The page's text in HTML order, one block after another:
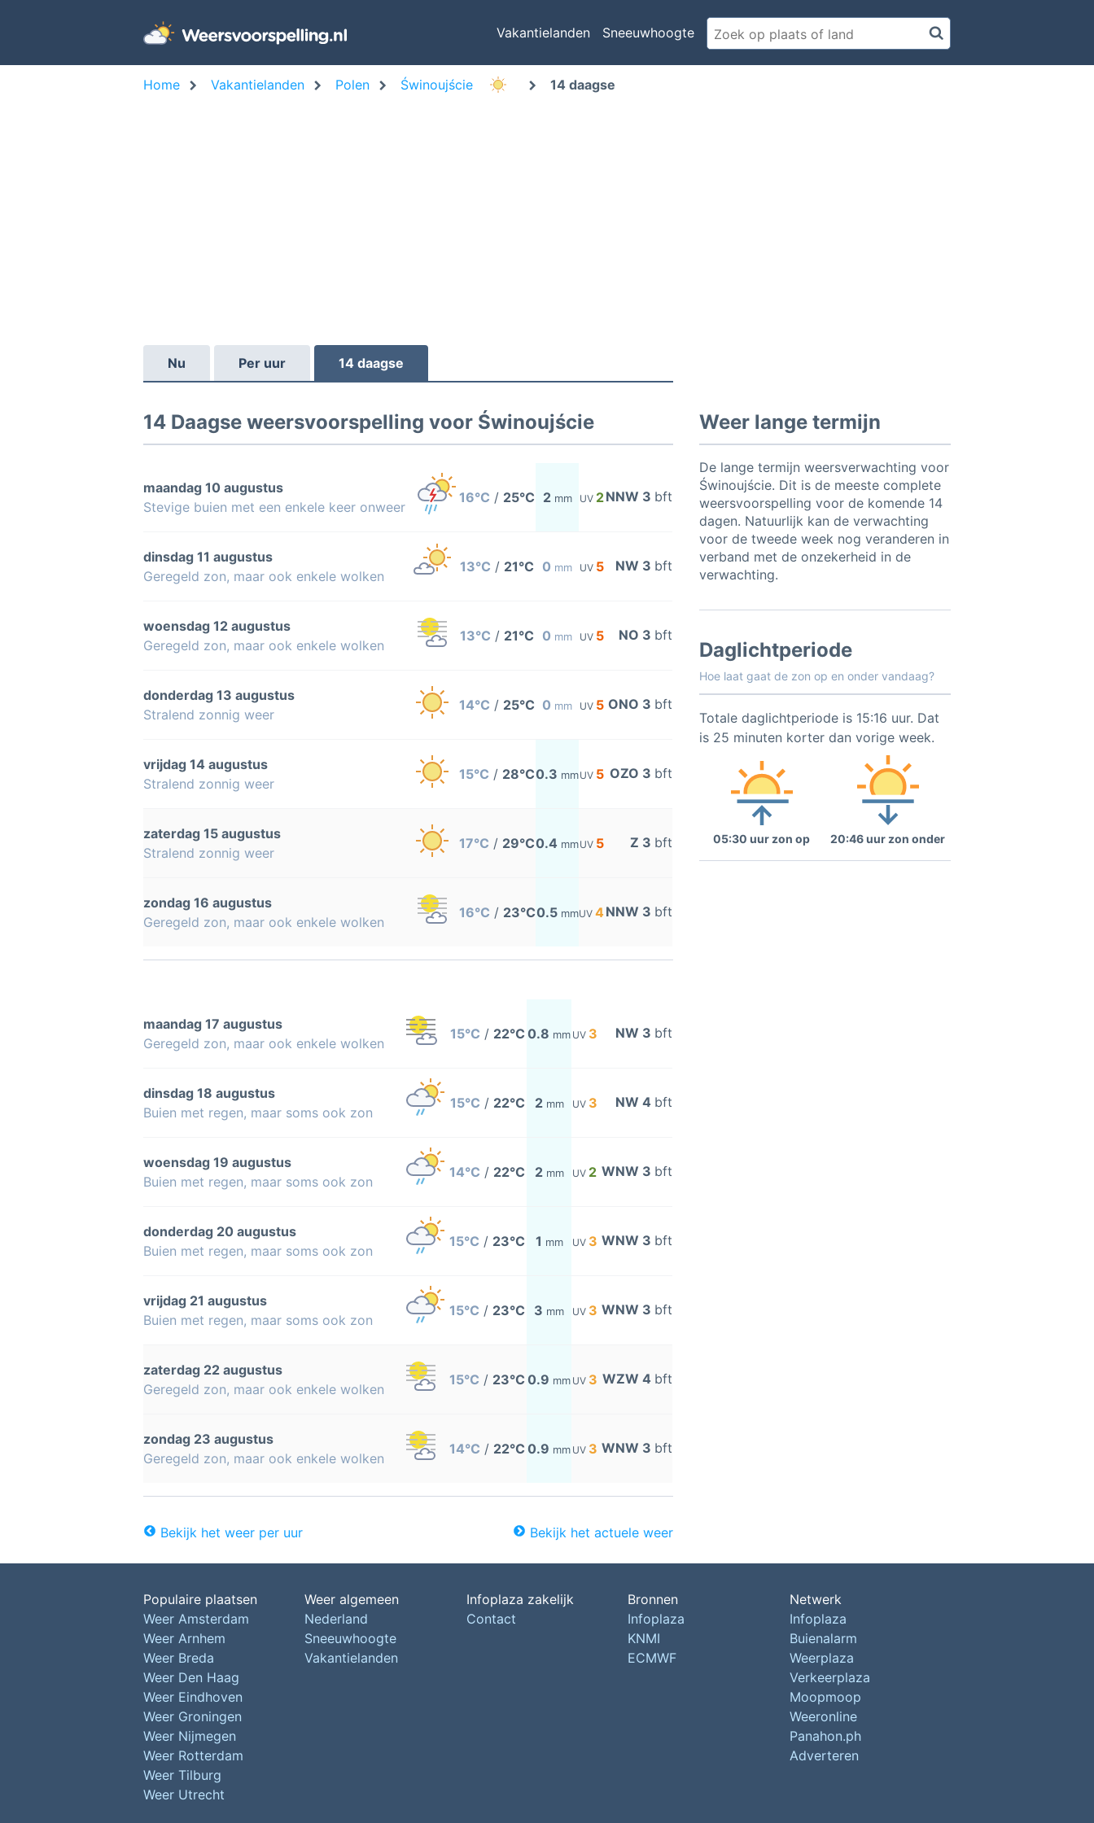
Vakantielanden Sneeuwhoogte
Home Vakantielanden Polen Świnoujście 14 daagse
Nu Per uur 14 daagse
14 Daagse weersvoorspelling voor Świnoujście
maandag 10 augustus
Stevige buien met een enkele keer onweer
16°C / 25°C 2 mm UV 2NNW 3 bft
dinsdag 11 augustus
Geregeld zon, maar ook enkele wolken
13°C / 21°C 0 mm UV 5 NW 3 bft
woensdag 12 augustus
Geregeld zon, maar ook enkele wolken
13°C / 21°C 0 mm UV 5 NO 3 bft
donderdag 13 augustus
Stralend zonnig weer
14°C / 25°C 0 mm UV 5 ONO 3 bft
vrijdag 14 augustus
Stralend zonnig weer
15°C / 28°C0.3 mmUV 5 OZO 3 bft
zaterdag 15 augustus
Stralend zonnig weer
17°C / 29°C0.4 mmUV 5 Z 3 bft
zondag 16 augustus
Geregeld zon, maar ook enkele wolken
16°C / 23°C0.5 mmUV 4NNW 3 bft
maandag 17 augustus
Geregeld zon, maar ook enkele wolken
15°C / 22°C 0.8 mm UV 3 NW 3 bft
dinsdag 18 augustus
Buien met regen, maar soms ook zon
15°C / 22°C 2 mm UV 3 NW 4 bft
woensdag 19 augustus
Buien met regen, maar soms ook zon
14°C / 22°C 2 mm UV 2 WNW 3 bft
donderdag 20 augustus
Buien met regen, maar soms ook zon
15°C / 23°C 1 mm UV 3 WNW 3 bft
vrijdag 21 augustus
Buien met regen, maar soms ook zon
15°C / 23°C 3 mm UV 3 WNW 3 bft
zaterdag 22 augustus
Geregeld zon, maar ook enkele wolken
15°C / 23°C 0.9 mm UV 3 WZW 4 bft
zondag 23 augustus
Geregeld zon, maar ook enkele wolken
14°C / 22°C 0.9 mm UV 3 WNW 3 bft
Bekijk het weer per uur Bekijk het actuele weer
Weer lange termijn
De lange termijn weersverwachting voor
Świnoujście. Dit is de meeste complete
weersvoorspelling voor de komende 14
dagen. Natuurlijk kan de verwachting
voor de tweede week nog veranderen in
verband met de onzekerheid in de
verwachting.
Daglichtperiode
Hoe laat gaat de zon op en onder vandaag?
Totale daglichtperiode is 15:16 uur. Dat
is 25 minuten korter dan vorige week.
05:30 uur zon op 20:46 uur zon onder
Populaire plaatsen
Weer Amsterdam
Weer Arnhem
Weer Breda
Weer Den Haag
Weer Eindhoven
Weer Groningen
Weer Nijmegen
Weer Rotterdam
Weer Tilburg
Weer Utrecht
Weer algemeen
Nederland
Sneeuwhoogte
Vakantielanden
Infoplaza zakelijk
Contact
Bronnen
Infoplaza
KNMI
ECMWF
Netwerk
Infoplaza
Buienalarm
Weerplaza
Verkeerplaza
Moopmoop
Weeronline
Panahon.ph
Adverteren